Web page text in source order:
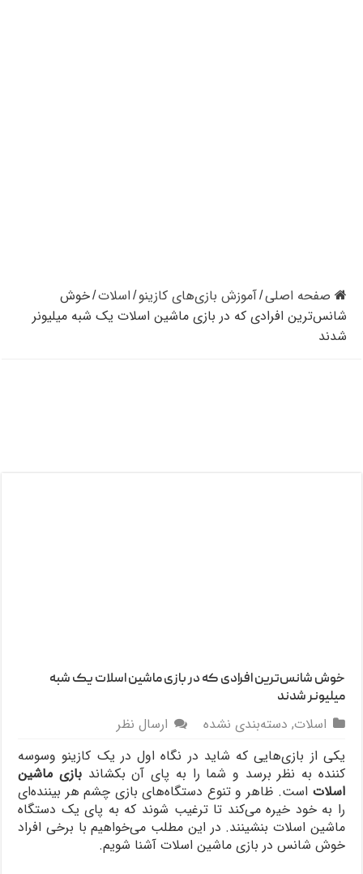
صفحه اصلی/آموزش بازی‌های کازینو / اسلات/خوش
شانس‌ترین افرادی که در بازی ماشین اسلات یک شبه میلیونر
شدند
خوش شانس‌ترین افرادی که در بازی ماشین اسلات یک شبه
میلیونر شدند
اسلات, دسته‌بندی نشده
ارسال نظر
یکی از بازی‌هایی که شاید در نگاه اول در یک کازینو وسوسه
کننده به نظر برسد و شما را به پای آن بکشاندبازی ماشین
اسلات است. ظاهر و تنوع دستگاه‌های بازی چشم هر بیننده‌ای
را به خود خیره می‌کند تا ترغیب شوند که به پای یک دستگاه
ماشین اسلات بنشینند. در این مطلب می‌خواهیم با برخی افراد
خوش شانس در بازی ماشین اسلات آشنا شویم.